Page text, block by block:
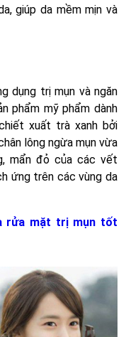
giúp da mềm mịn và
dụng trị mụn và ngăn
phẩm mỹ phẩm dành
xuất trà xanh bởi
lông ngừa mụn vừa
mẩn đỏ của các vết
ứng trên các vùng da
rửa mặt trị mụn tốt